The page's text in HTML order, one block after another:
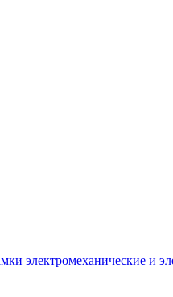
электромеханические и